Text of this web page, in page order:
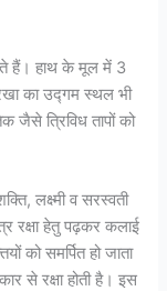
हैं। हाथ के मूल में 3
का उद्गम स्थल भी
जैसे त्रिविध तापों को
लक्ष्मी व सरस्वती
रक्षा हेतु पढ़कर कलाई
को समर्पित हो जाता
से रक्षा होती है। इस